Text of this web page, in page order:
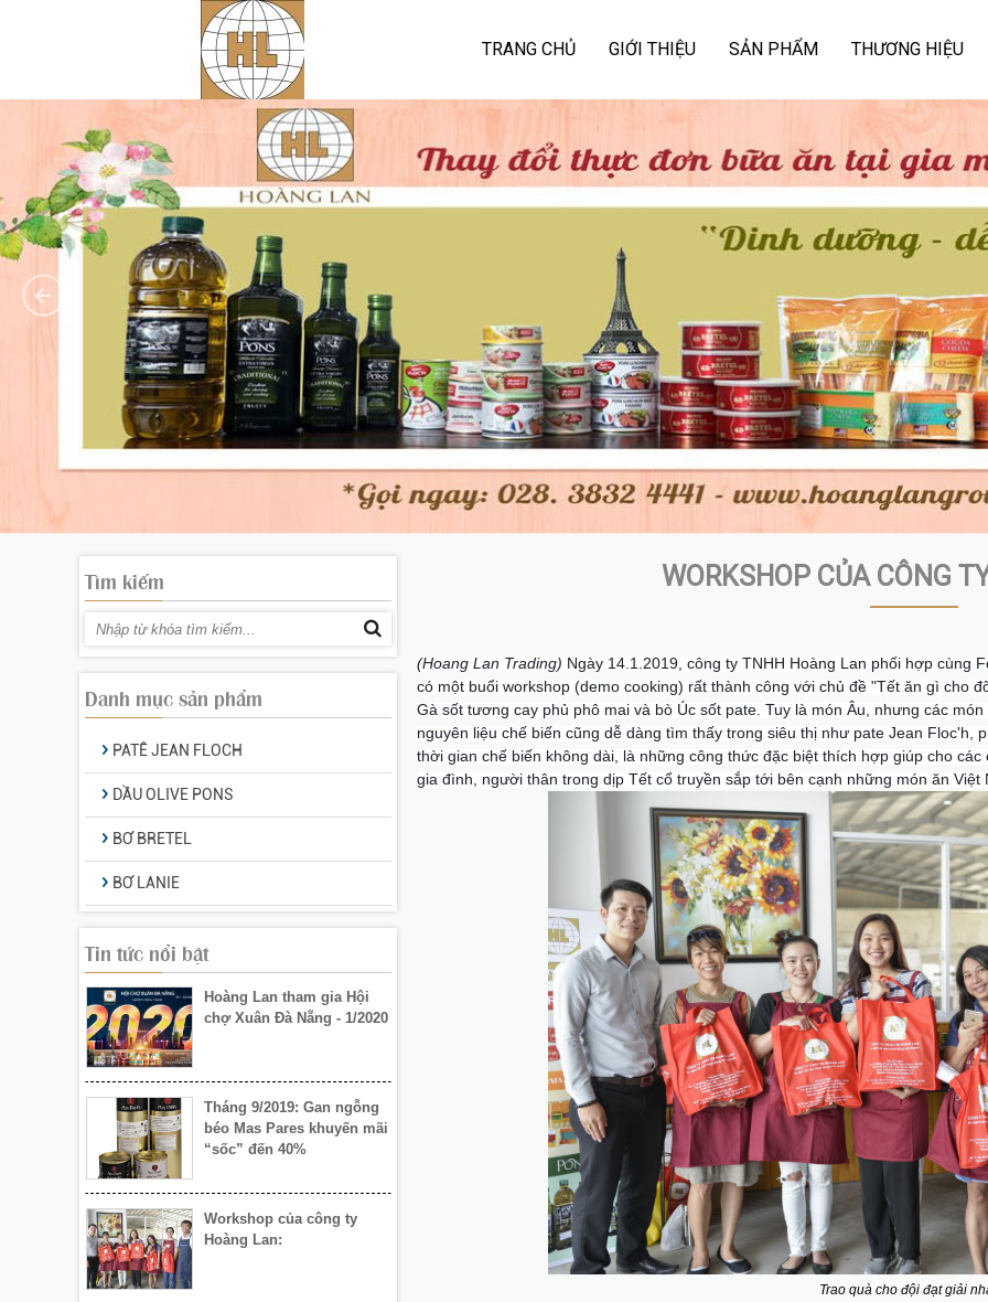
TRANG CHỦ GIỚI THIỆU SẢN PHẨM THƯƠNG HIỆU
WORKSHOP CỦA CÔNG
(Hoang Lan Trading) Ngày 14.1.2019, công ty TNHH Hoàng Lan phối hợp cùng
có một buổi workshop (demo cooking) rất thành công với chủ đề "Tết ăn gì cho
Gà sốt tương cay phủ phô mai và bò Úc sốt pate. Tuy là món Âu, nhưng các
nguyên liệu chế biến cũng dễ dàng tìm thấy trong siêu thị như pate Jean Floc'h,
thời gian chế biến không dài, là những công thức đặc biệt thích hợp giúp cho
gia đình, người thân trong dịp Tết cổ truyền sắp tới bên cạnh những món ăn Việt
Trao quà cho đội đạt giải
Tìm kiếm
Danh mục sản phẩm
PATÊ JEAN FLOCH
DẦU OLIVE PONS
BƠ BRETEL
BƠ LANIE
Tin tức nổi bật
Hoàng Lan tham gia Hội
chợ Xuân Đà Nẵng - 1/2020
Tháng 9/2019: Gan ngỗng
Hoàng Lan:
Khai mạc Hội chợ Xuân Đà
Nẵng 2020
chợ Xuân Đà Nẵng - 1/2020
Tháng 9/2019: Gan ngỗng
béo Mas Pares khuyến mãi
Workshop của công ty
Hoàng Lan:
Khai mạc Hội chợ Xuân Đà
Nẵng 2020